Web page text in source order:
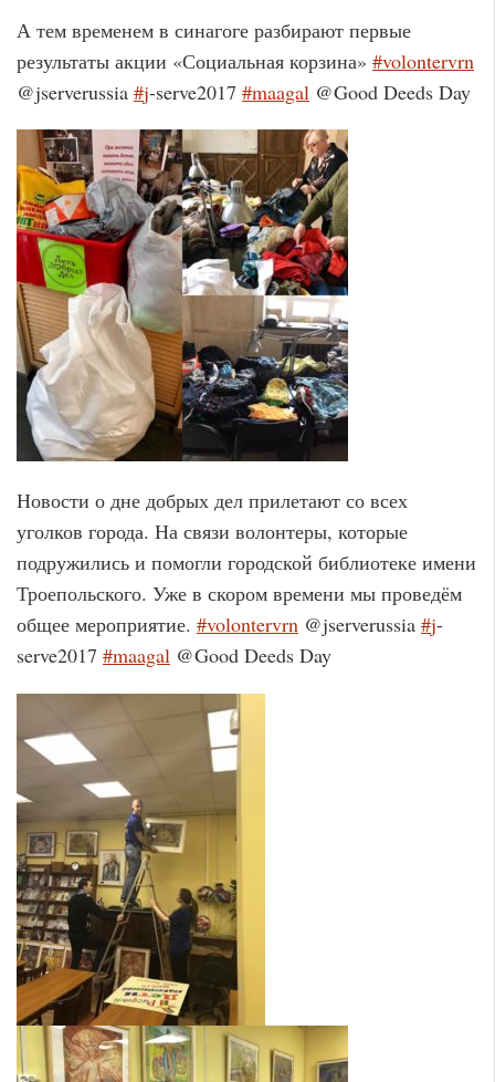
А тем временем в синагоге разбирают первые
результаты акции «Социальная корзина» #volontervrn
@jserverussia #j-serve2017 #maagal @Good Deeds Day
Новости о дне добрых дел прилетают со всех
уголков города. На связи волонтеры, которые
подружились и помогли городской библиотеке имени
Троепольского. Уже в скором времени мы проведём
общее мероприятие. #volontervrn @jserverussia #j-
serve2017 #maagal @Good Deeds Day